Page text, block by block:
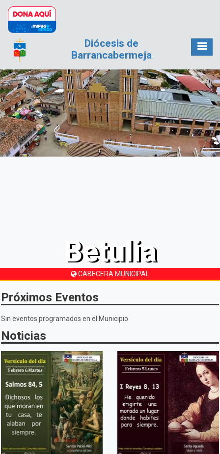
Pasar al contenido principal
Diócesis de
Barrancabermeja
Betulia
CABECERA MUNICIPAL
Próximos Eventos
Sin eventos programados en el Municipio
Noticias